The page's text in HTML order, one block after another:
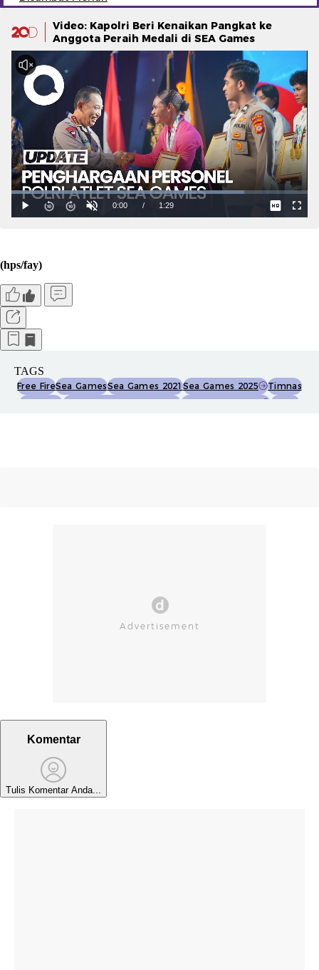
Video: Kapolri Beri Kenaikan Pangkat ke
Anggota Peraih Medali di SEA Games
(hps/fay)
TAGS
Free FireSea GamesSea Games 2021Sea Games 2025
Timnas
Komentar
Tulis Komentar Anda...